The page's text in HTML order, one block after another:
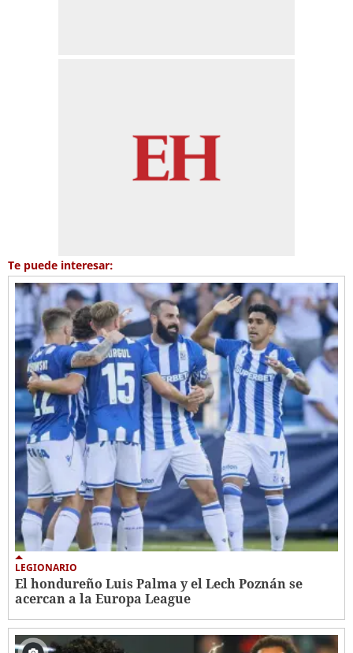
Te puede interesar:
LEGIONARIO
El hondureño Luis Palma y el Lech Poznán se
acercan a la Europa League